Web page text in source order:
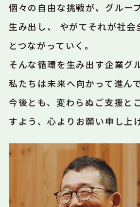
個々の自由な挑戦が、グルー
生み出し、
やがてそれが社会
とつながっていく。
そんな循環を生み出す企業グ
私たちは未来へ向かって進ん
今後とも、変わらぬご支援と
すよう、心よりお願い申し上